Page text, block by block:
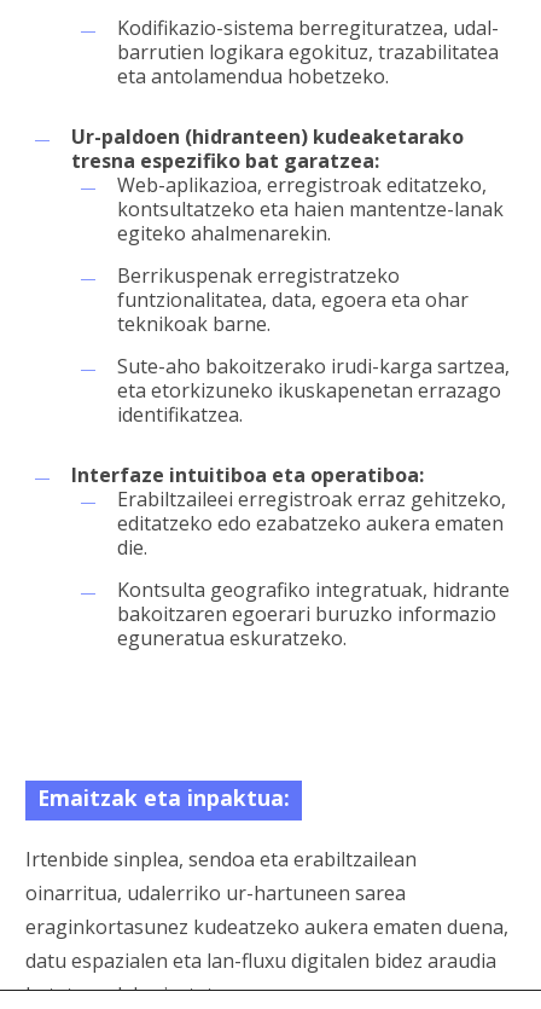
Kodifikazio-sistema berregituratzea, udal-
barrutien logikara egokituz, trazabilitatea
eta antolamendua hobetzeko.
Ur-paldoen (hidranteen) kudeaketarako
tresna espezifiko bat garatzea:
Web-aplikazioa, erregistroak editatzeko,
kontsultatzeko eta haien mantentze-lanak
egiteko ahalmenarekin.
Berrikuspenak erregistratzeko
funtzionalitatea, data, egoera eta ohar
teknikoak barne.
Sute-aho bakoitzerako irudi-karga sartzea,
eta etorkizuneko ikuskapenetan errazago
identifikatzea.
Interfaze intuitiboa eta operatiboa:
Erabiltzaileei erregistroak erraz gehitzeko,
editatzeko edo ezabatzeko aukera ematen
die.
Kontsulta geografiko integratuak, hidrante
bakoitzaren egoerari buruzko informazio
eguneratua eskuratzeko.
Emaitzak eta inpaktua:
Irtenbide sinplea, sendoa eta erabiltzailean
oinarritua, udalerriko ur-hartuneen sarea
eraginkortasunez kudeatzeko aukera ematen duena,
datu espazialen eta lan-fluxu digitalen bidez araudia
betetzen dela ziurtatuz.